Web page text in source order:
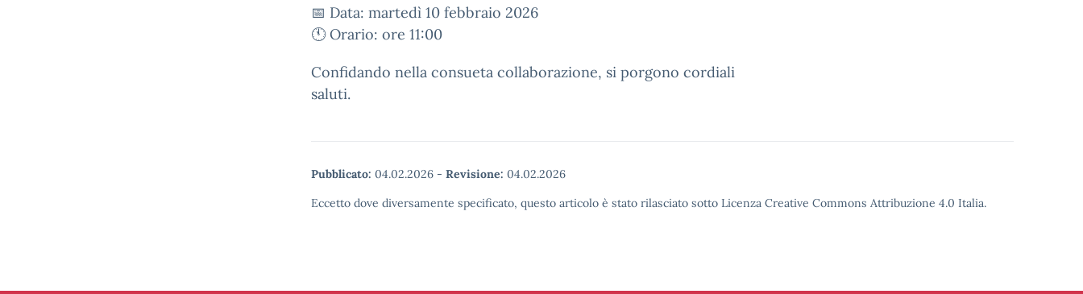
📅 Data: martedì 10 febbraio 2026
🕚 Orario: ore 11:00
Confidando nella consueta collaborazione, si porgono cordiali
saluti.
Pubblicato: 04.02.2026 - Revisione: 04.02.2026
Eccetto dove diversamente specificato, questo articolo è stato rilasciato sotto Licenza Creative Commons Attribuzione 4.0 Italia.